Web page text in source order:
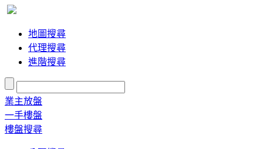
地圖搜尋
代理搜尋
進階搜尋
業主放盤
一手樓盤
樓盤搜尋